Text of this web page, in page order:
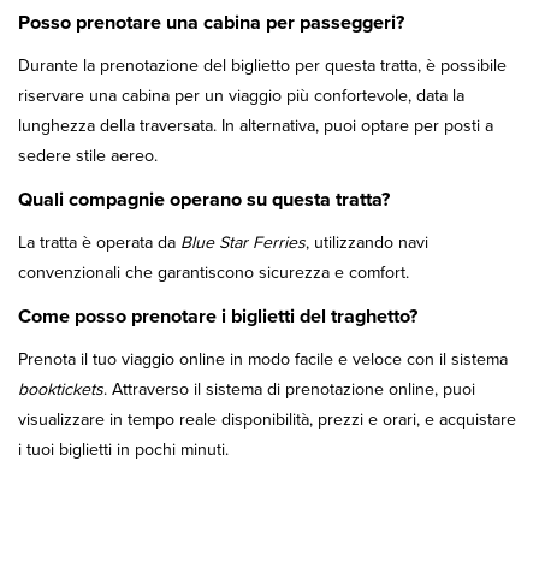
Posso prenotare una cabina per passeggeri?
Durante la prenotazione del biglietto per questa tratta, è possibile
riservare una cabina per un viaggio più confortevole, data la
lunghezza della traversata. In alternativa, puoi optare per posti a
sedere stile aereo.
Quali compagnie operano su questa tratta?
La tratta è operata da Blue Star Ferries, utilizzando navi
convenzionali che garantiscono sicurezza e comfort.
Come posso prenotare i biglietti del traghetto?
Prenota il tuo viaggio online in modo facile e veloce con il sistema
booktickets. Attraverso il sistema di prenotazione online, puoi
visualizzare in tempo reale disponibilità, prezzi e orari, e acquistare
i tuoi biglietti in pochi minuti.